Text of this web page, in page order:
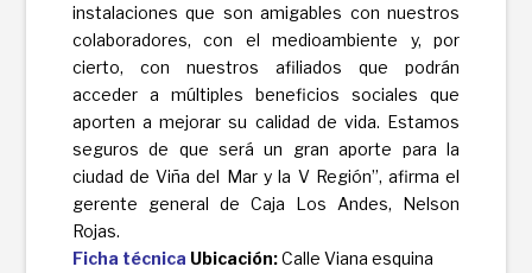
instalaciones que son amigables con nuestros
colaboradores, con el medioambiente y, por
cierto, con nuestros afiliados que podrán
acceder a múltiples beneficios sociales que
aporten a mejorar su calidad de vida. Estamos
seguros de que será un gran aporte para la
ciudad de Viña del Mar y la V Región”, afirma el
gerente general de Caja Los Andes, Nelson
Rojas.
Ficha técnica Ubicación:Calle Viana esquina